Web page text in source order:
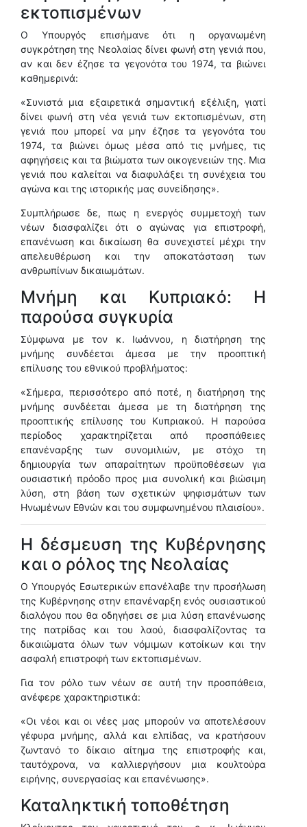
εκτοπισμένων
Ο Υπουργός επισήμανε ότι η οργανωμένη
συγκρότηση της Νεολαίας δίνει φωνή στη γενιά που,
αν και δεν έζησε τα γεγονότα του 1974, τα βιώνει
καθημερινά:
«Συνιστά μια εξαιρετικά σημαντική εξέλιξη, γιατί
δίνει φωνή στη νέα γενιά των εκτοπισμένων, στη
γενιά που μπορεί να μην έζησε τα γεγονότα του
1974, τα βιώνει όμως μέσα από τις μνήμες, τις
αφηγήσεις και τα βιώματα των οικογενειών της. Μια
γενιά που καλείται να διαφυλάξει τη συνέχεια του
αγώνα και της ιστορικής μας συνείδησης».
Συμπλήρωσε δε, πως η ενεργός συμμετοχή των
νέων διασφαλίζει ότι ο αγώνας για επιστροφή,
επανένωση και δικαίωση θα συνεχιστεί μέχρι την
απελευθέρωση και την αποκατάσταση των
ανθρωπίνων δικαιωμάτων.
Μνήμη και Κυπριακό: Η
παρούσα συγκυρία
Σύμφωνα με τον κ. Ιωάννου, η διατήρηση της
μνήμης συνδέεται άμεσα με την προοπτική
επίλυσης του εθνικού προβλήματος:
«Σήμερα, περισσότερο από ποτέ, η διατήρηση της
μνήμης συνδέεται άμεσα με τη διατήρηση της
προοπτικής επίλυσης του Κυπριακού. Η παρούσα
περίοδος χαρακτηρίζεται από προσπάθειες
επανέναρξης των συνομιλιών, με στόχο τη
δημιουργία των απαραίτητων προϋποθέσεων για
ουσιαστική πρόοδο προς μια συνολική και βιώσιμη
λύση, στη βάση των σχετικών ψηφισμάτων των
Ηνωμένων Εθνών και του συμφωνημένου πλαισίου».
Η δέσμευση της Κυβέρνησης
και ο ρόλος της Νεολαίας
Ο Υπουργός Εσωτερικών επανέλαβε την προσήλωση
της Κυβέρνησης στην επανέναρξη ενός ουσιαστικού
διαλόγου που θα οδηγήσει σε μια λύση επανένωσης
της πατρίδας και του λαού, διασφαλίζοντας τα
δικαιώματα όλων των νόμιμων κατοίκων και την
ασφαλή επιστροφή των εκτοπισμένων.
Για τον ρόλο των νέων σε αυτή την προσπάθεια,
ανέφερε χαρακτηριστικά:
«Οι νέοι και οι νέες μας μπορούν να αποτελέσουν
γέφυρα μνήμης, αλλά και ελπίδας, να κρατήσουν
ζωντανό το δίκαιο αίτημα της επιστροφής και,
ταυτόχρονα, να καλλιεργήσουν μια κουλτούρα
ειρήνης, συνεργασίας και επανένωσης».
Καταληκτική τοποθέτηση